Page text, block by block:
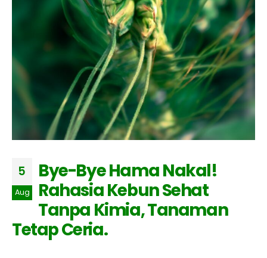
5
Aug
Bye-Bye Hama Nakal!
Rahasia Kebun Sehat
Tanpa Kimia, Tanaman
Tetap Ceria.